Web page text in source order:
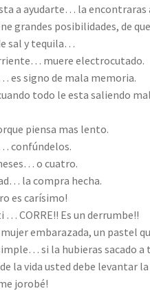
a ayudarte… la
grandes posibilidades, de
sal y tequila…
muere electrocutado.
es signo de mala memoria.
todo le esta saliendo
piensa mas lento.
confúndelos.
o cuatro.
la compra hecha.
es carísimo!
CORRE!! Es un derrumbe!!
embarazada, un pastel
si la hubieras sacado
la vida usted debe levantar
jorobé!